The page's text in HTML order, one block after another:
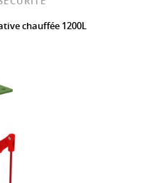
chauffée 1200L